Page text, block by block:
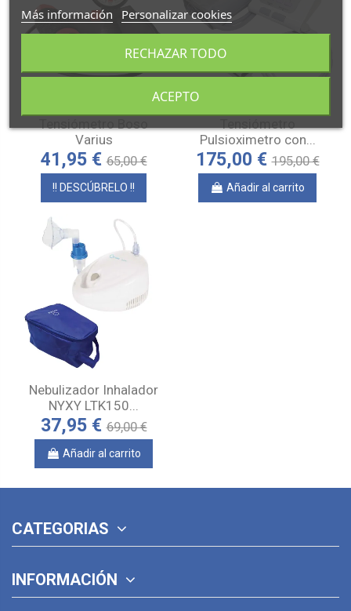
Tensiómetro Boso
Varius
41,95 €65,00 €
!! DESCÚBRELO !!
Tensiómetro
Pulsioximetro con...
175,00 €195,00 €
Añadir al carrito
Nebulizador Inhalador
NYXY LTK150...
37,95 €69,00 €
Añadir al carrito
CATEGORIAS
INFORMACIÓN
Más información Personalizar cookies
RECHAZAR TODO
ACEPTO